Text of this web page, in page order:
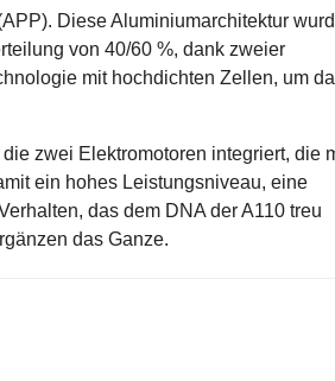
Diese Aluminiumarchitektur
von 40/60 %, dank zweier
mit hochdichten Zellen, um
zwei Elektromotoren integriert, die
ein hohes Leistungsniveau, eine
das dem DNA der A110 treu
das Ganze.